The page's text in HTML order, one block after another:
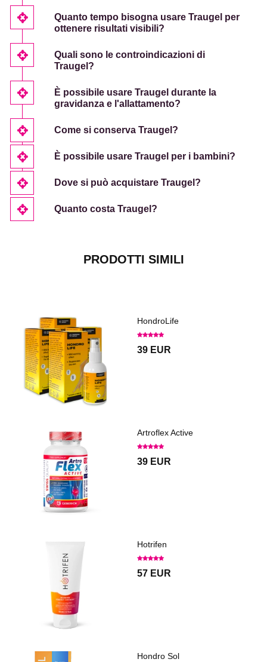
Quanto tempo bisogna usare Traugel per
ottenere risultati visibili?
Quali sono le controindicazioni di
Traugel?
È possibile usare Traugel durante la
gravidanza e l'allattamento?
Come si conserva Traugel?
È possibile usare Traugel per i bambini?
Dove si può acquistare Traugel?
Quanto costa Traugel?
PRODOTTI SIMILI
HondroLife
39 EUR
Artroflex Active
39 EUR
Hotrifen
57 EUR
Hondro Sol